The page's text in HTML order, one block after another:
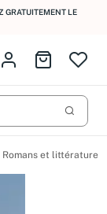
GRATUITEMENT LE
Identifiez-vous
Aller au
Romans et littérature